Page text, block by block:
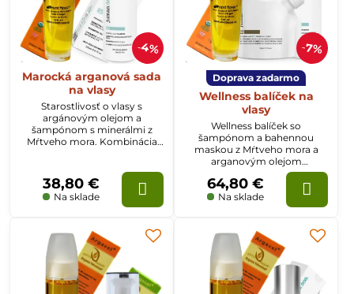
4%
Marocká arganová sada
na vlasy
Starostlivosť o vlasy s
argánovým olejom a
šampónom s minerálmi z
Mŕtveho mora. Kombinácia
Na sklade
38,80 €
7%
Doprava zadarmo
Wellness balíček na
vlasy
Wellness balíček so
šampónom a bahennou
maskou z Mŕtveho mora a
arganovým olejom
kozmetickým, aby boli vlasy
krásne a zdravé. Vlasy bez
lupín s argánovým olejom.
Na sklade
64,80 €